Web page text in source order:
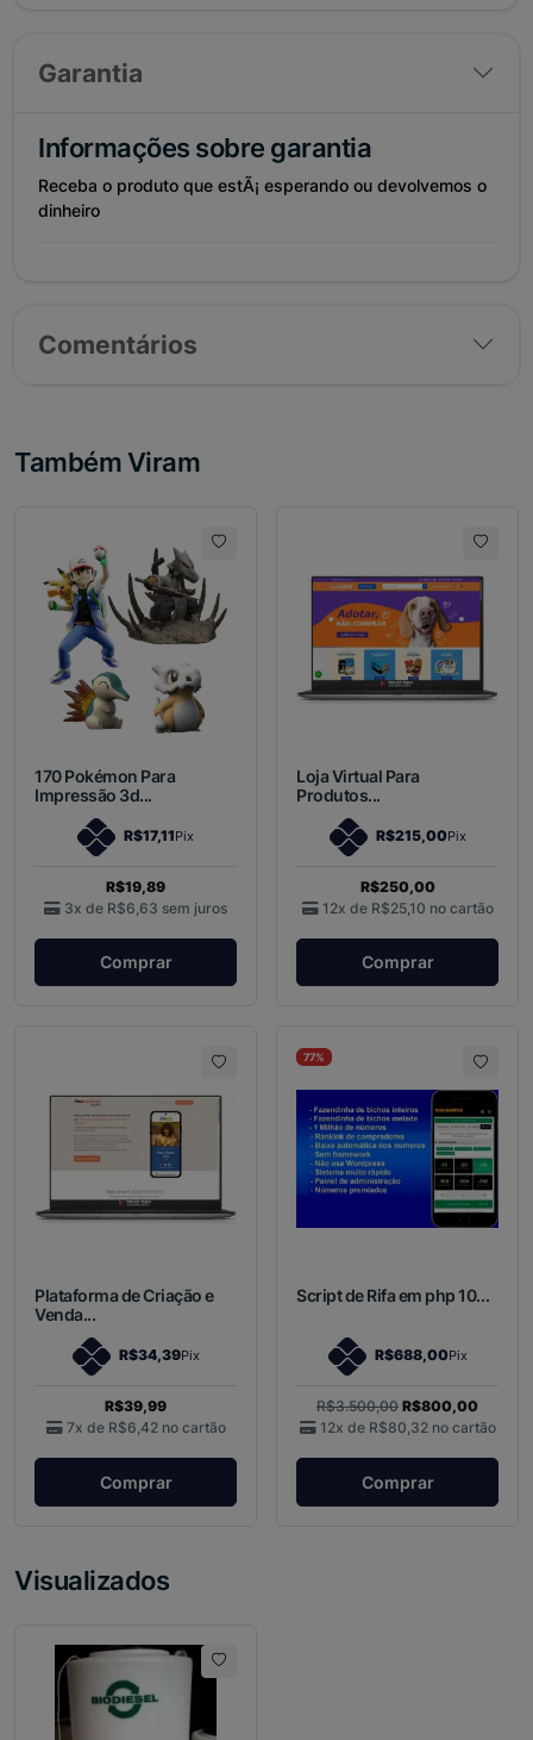
Garantia
Informações sobre garantia
Receba o produto que estÃ¡ esperando ou devolvemos o
dinheiro
Comentários
Também Viram
170 Pokémon Para
Impressão 3d...
R$17,11Pix
R$19,89
3x de R$6,63 sem juros
Comprar
Loja Virtual Para
Produtos...
R$215,00Pix
R$250,00
12x de R$25,10 no cartão
Comprar
Plataforma de Criação e
Venda...
R$34,39Pix
R$39,99
7x de R$6,42 no cartão
Comprar
77%
Script de Rifa em php 10...
R$688,00Pix
R$3.500,00 R$800,00
12x de R$80,32 no cartão
Comprar
Visualizados